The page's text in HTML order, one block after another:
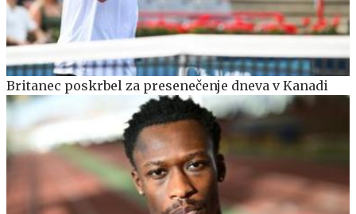
Britanec poskrbel za presenečenje dneva v Kanadi